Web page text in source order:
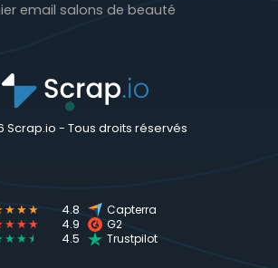
email salons de beauté
Scrap.io - Tous droits réservés
4.8 Capterra
4.9 G2
★ 4.5 Trustpilot